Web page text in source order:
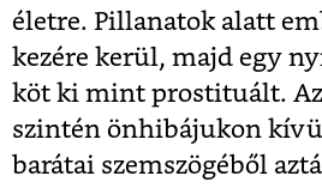
életre. Pillanatok alatt
kezére kerül, majd egy
köt ki mint prostituált.
szintén önhibájukon
barátai szemszögéből